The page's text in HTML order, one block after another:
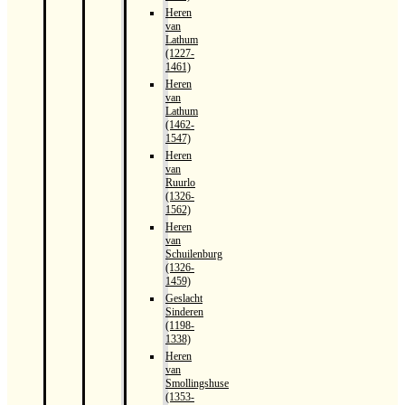
Heren
van
Lathum
(1227-
1461)
Heren
van
Lathum
(1462-
1547)
Heren
van
Ruurlo
(1326-
1562)
Heren
van
Schuilenburg
(1326-
1459)
Geslacht
Sinderen
(1198-
1338)
Heren
van
Smollingshuse
(1353-